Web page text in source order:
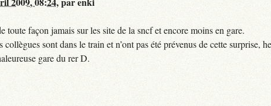
toute façon jamais sur les site de la sncf et encore moins en gare.
sont dans le train et n’ont pas été prévenus de cette surprise,
gare du rer D.